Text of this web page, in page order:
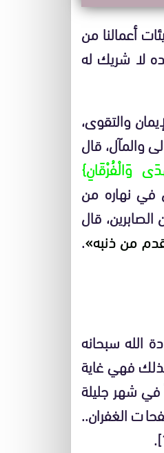
أعمالنا من
لا شريك له
والتقوى،
والمآل، قال
وَالْفُرْقَانِ}
في نهاره من
قال
من ذنبه».
الله سبحانه
فهي غاية
في شهر جليلة
الغفران..